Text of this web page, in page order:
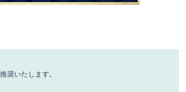
奨いたします。